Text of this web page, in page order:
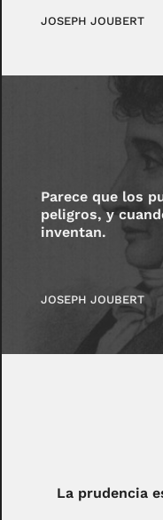
JOSEPH JOUBERT
Parece que los
peligros, y
inventan.
JOSEPH JOUBERT
La prudencia